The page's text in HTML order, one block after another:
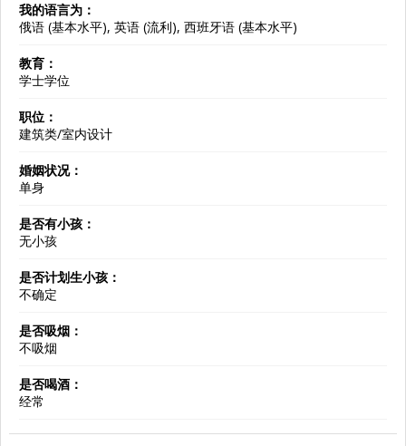
我的语言为：
俄语 (基本水平), 英语 (流利), 西班牙语 (基本水平)
教育：
学士学位
职位：
建筑类/室内设计
婚姻状况：
单身
是否有小孩：
无小孩
是否计划生小孩：
不确定
是否吸烟：
不吸烟
是否喝酒：
经常